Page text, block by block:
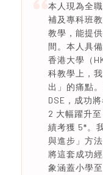
本人現為全
補及專科班
教學，能提
間。本人具
香港大學（
科教學上，
出」的痛點
DSE，成功
2 大幅躍升
績考獲 5*。
與進步」方
將這套成功
象涵蓋小學